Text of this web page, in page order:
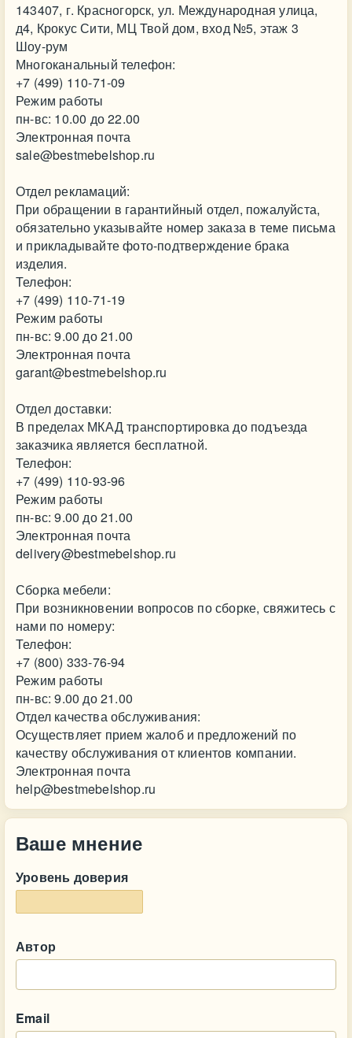
143407, г. Красногорск, ул. Международная улица,
д4, Крокус Сити, МЦ Твой дом, вход №5, этаж 3
Шоу-рум
Многоканальный телефон:
+7 (499) 110-71-09
Режим работы
пн-вс: 10.00 до 22.00
Электронная почта
sale@bestmebelshop.ru
Отдел рекламаций:
При обращении в гарантийный отдел, пожалуйста,
обязательно указывайте номер заказа в теме письма
и прикладывайте фото-подтверждение брака
изделия.
Телефон:
+7 (499) 110-71-19
Режим работы
пн-вс: 9.00 до 21.00
Электронная почта
garant@bestmebelshop.ru
Отдел доставки:
В пределах МКАД транспортировка до подъезда
заказчика является бесплатной.
Телефон:
+7 (499) 110-93-96
Режим работы
пн-вс: 9.00 до 21.00
Электронная почта
delivery@bestmebelshop.ru
Сборка мебели:
При возникновении вопросов по сборке, свяжитесь с
нами по номеру:
Телефон:
+7 (800) 333-76-94
Режим работы
пн-вс: 9.00 до 21.00
Отдел качества обслуживания:
Осуществляет прием жалоб и предложений по
качеству обслуживания от клиентов компании.
Электронная почта
help@bestmebelshop.ru
Ваше мнение
Уровень доверия
Автор
Email